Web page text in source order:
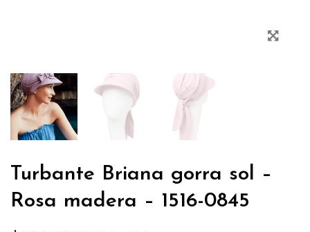
Turbante Briana gorra sol –
Rosa madera – 1516-0845